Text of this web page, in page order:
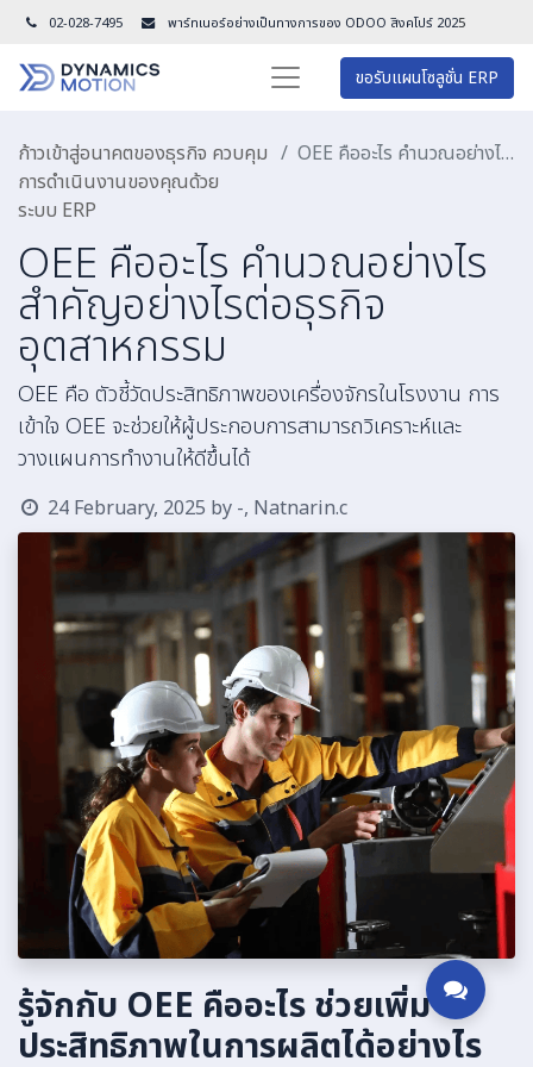
02-028-7495 พาร์ทเนอร์อย่างเป็นทางการของ ODOO สิงคโปร์ 2025
ขอรับแผนโซลูชั่น ERP
ก้าวเข้าสู่อนาคตของธุรกิจ ควบคุม
การดำเนินงานของคุณด้วย
ระบบ ERP
OEE คืออะไร คำนวณอย่างไร สำคัญอย่างไรต่อธุรกิจอุตสาหกรรม
OEE คืออะไร คำนวณอย่างไร
สำคัญอย่างไรต่อธุรกิจ
อุตสาหกรรม
OEE คือ ตัวชี้วัดประสิทธิภาพของเครื่องจักรในโรงงาน การ
เข้าใจ OEE จะช่วยให้ผู้ประกอบการสามารถวิเคราะห์และ
วางแผนการทำงานให้ดีขึ้นได้
24 February, 2025 by -, Natnarin.c
รู้จักกับ OEE คืออะไร ช่วยเพิ่ม
ประสิทธิภาพในการผลิตได้อย่างไร